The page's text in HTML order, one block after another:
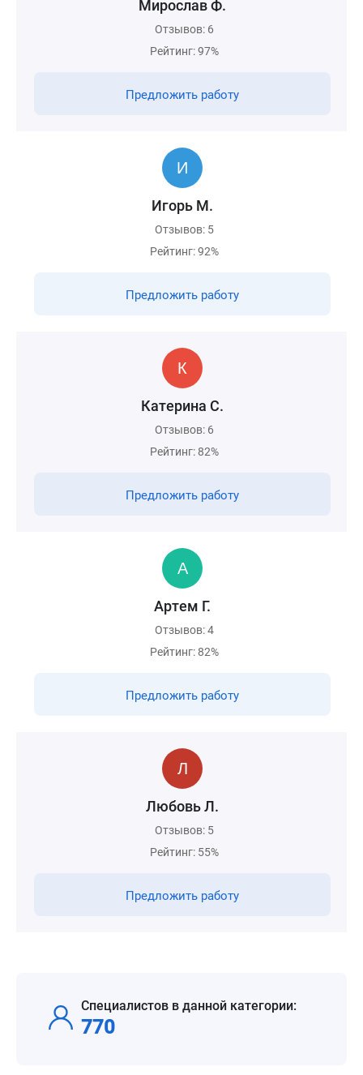
Мирослав Ф.
Отзывов: 6
Рейтинг: 97%
Предложить работу
Игорь М.
Отзывов: 5
Рейтинг: 92%
Предложить работу
Катерина С.
Отзывов: 6
Рейтинг: 82%
Предложить работу
Артем Г.
Отзывов: 4
Рейтинг: 82%
Предложить работу
Любовь Л.
Отзывов: 5
Рейтинг: 55%
Предложить работу
Специалистов в данной категории:
770